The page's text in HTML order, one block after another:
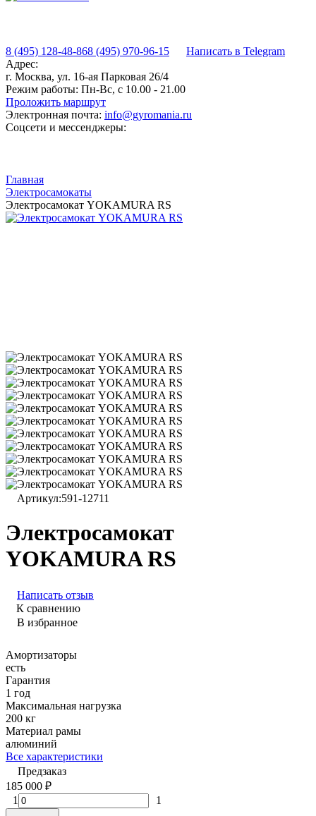
8 (495) 128-48-868 (495) 970-96-15
Написать в Telegram
Адрес:
г. Москва, ул. 16-ая Парковая 26/4
Режим работы: Пн-Вс, с 10.00 - 21.00
Проложить маршрут
Электронная почта: info@gyromania.ru
Соцсети и мессенджеры:
Главная
Электросамокаты
Электросамокат YOKAMURA RS
Артикул:591-12711
Электросамокат
YOKAMURA RS
Написать отзыв
К сравнению
В избранное
Амортизаторы
есть
Гарантия
1 год
Максимальная нагрузка
200 кг
Материал рамы
алюминий
Все характеристики
Предзаказ
185 000 ₽
1
1